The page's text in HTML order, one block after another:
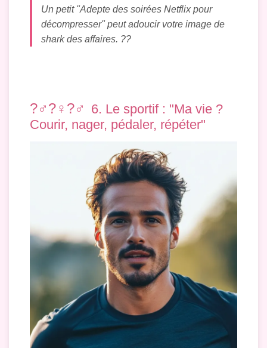
Un petit "Adepte des soirées Netflix pour
décompresser" peut adoucir votre image de
shark des affaires. ??️
?‍♂️?‍♀️?‍♂️ 6. Le sportif : "Ma vie ?
Courir, nager, pédaler, répéter"